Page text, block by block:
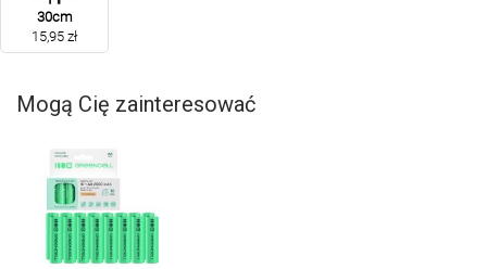
30cm
15,95 zł
Mogą Cię zainteresować